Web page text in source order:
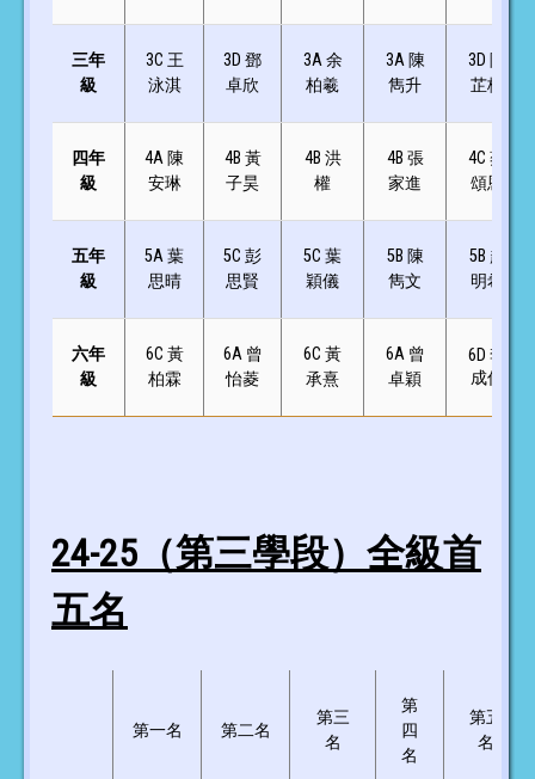
三年
級
3C 王
泳淇
3D 鄧
卓欣
3A 余
柏羲
3A 陳
雋升
3D 陳
芷桐
四年
級
4A 陳
安琳
4B 黃
子昊
4B 洪
權
4B 張
家進
4C 蔡
頌恩
五年
級
5A 葉
思晴
5C 彭
思賢
5C 葉
穎儀
5B 陳
雋文
5B 趙
明希
六年
級
6C 黃
柏霖
6A 曾
怡菱
6C 黃
承熹
6A 曾
卓穎
6D 李
成俊
24-25（第三學段）全級首
五名
第一名 第二名
第三
名
第
四
名
第五
名